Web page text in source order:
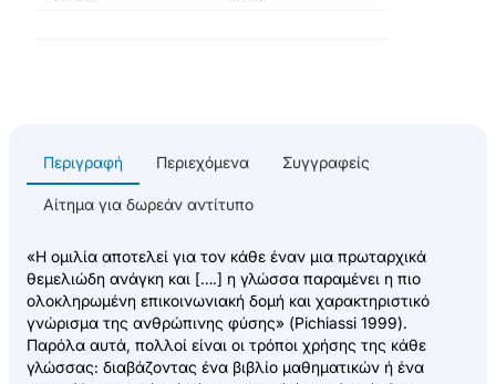
Περιγραφή Περιεχόμενα Συγγραφείς
Αίτημα για δωρεάν αντίτυπο
«Η ομιλία αποτελεί για τον κάθε έναν μια πρωταρχικά
θεμελιώδη ανάγκη και [….] η γλώσσα παραμένει η πιο
ολοκληρωμένη επικοινωνιακή δομή και χαρακτηριστικό
γνώρισμα της ανθρώπινης φύσης» (Pichiassi 1999).
Παρόλα αυτά, πολλοί είναι οι τρόποι χρήσης της κάθε
γλώσσας: διαβάζοντας ένα βιβλίο μαθηματικών ή ένα